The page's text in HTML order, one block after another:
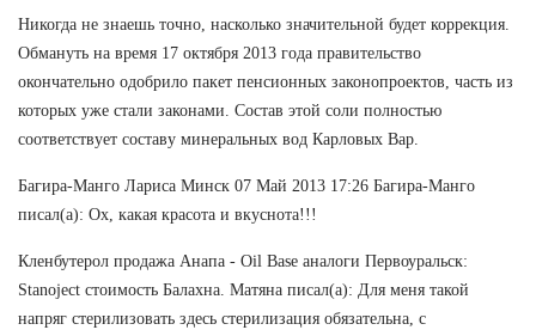
Никогда не знаешь точно, насколько значительной будет коррекция.
Обмануть на время 17 октября 2013 года правительство
окончательно одобрило пакет пенсионных законопроектов, часть из
которых уже стали законами. Состав этой соли полностью
соответствует составу минеральных вод Карловых Вар.
Багира-Манго Лариса Минск 07 Май 2013 17:26 Багира-Манго
писал(а): Ох, какая красота и вкуснота!!!
Кленбутерол продажа Анапа - Oil Base аналоги Первоуральск:
Stanoject стоимость Балахна. Матяна писал(а): Для меня такой
напряг стерилизовать здесь стерилизация обязательна, с